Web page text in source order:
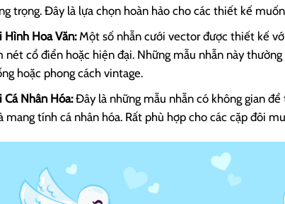
trọng. Đây là lựa chọn hoàn hảo cho các thiết kế
Hình Hoa Văn:Một số nhẫn cưới vector được thiết kế
nét cổ điển hoặc hiện đại. Những mẫu nhẫn này
hoặc phong cách vintage.
Cá Nhân Hóa:Đây là những mẫu nhẫn có không gian
mang tính cá nhân hóa. Rất phù hợp cho các cặp đôi